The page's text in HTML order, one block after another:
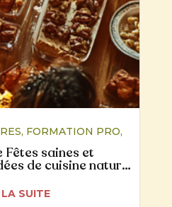
Fêtes saines et
de cuisine naturo
, FORMATION PRO,
, RECETTES
LA SUITE